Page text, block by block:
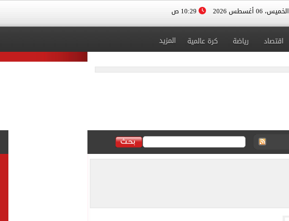
الخميس، 06 أغسطس 2026
اقتصاد رياضة كرة عالمية المزيد